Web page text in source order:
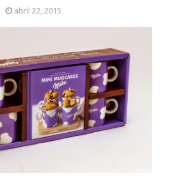
abril 22, 2015